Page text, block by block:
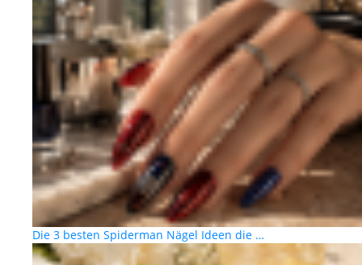
Die 3 besten Spiderman Nägel Ideen die …